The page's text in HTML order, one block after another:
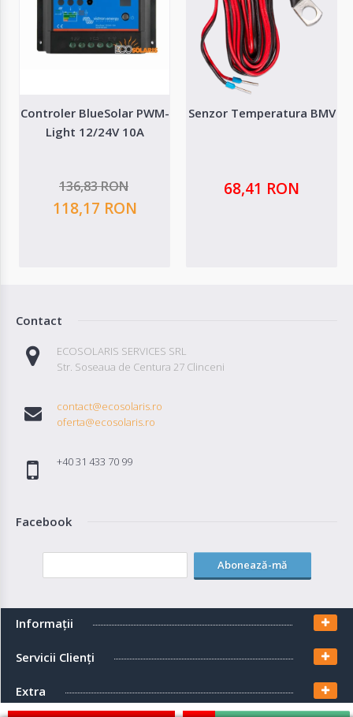
Controler BlueSolar PWM-
Light 12/24V 10A
136,83 RON
118,17 RON
Senzor Temperatura BMV
68,41 RON
Contact
ECOSOLARIS SERVICES SRL
Str. Soseaua de Centura 27 Clinceni
contact@ecosolaris.ro
oferta@ecosolaris.ro
+40 31 433 70 99
Facebook
Abonează-mă
Informaţii
Servicii Clienţi
Extra